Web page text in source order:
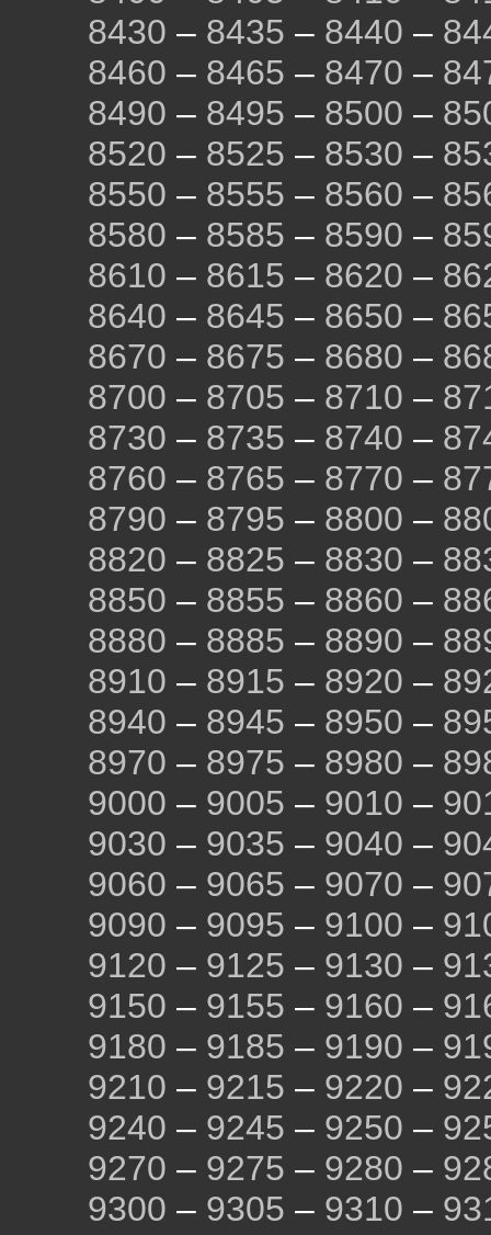
8430 – 8435 – 8440 –
8460 – 8465 – 8470 –
8490 – 8495 – 8500 –
8520 – 8525 – 8530 –
8550 – 8555 – 8560 –
8580 – 8585 – 8590 –
8610 – 8615 – 8620 –
8640 – 8645 – 8650 –
8670 – 8675 – 8680 –
8700 – 8705 – 8710 –
8730 – 8735 – 8740 –
8760 – 8765 – 8770 –
8790 – 8795 – 8800 –
8820 – 8825 – 8830 –
8850 – 8855 – 8860 –
8880 – 8885 – 8890 –
8910 – 8915 – 8920 –
8940 – 8945 – 8950 –
8970 – 8975 – 8980 –
9000 – 9005 – 9010 –
9030 – 9035 – 9040 –
9060 – 9065 – 9070 –
9090 – 9095 – 9100 –
9120 – 9125 – 9130 –
9150 – 9155 – 9160 –
9180 – 9185 – 9190 –
9210 – 9215 – 9220 –
9240 – 9245 – 9250 –
9270 – 9275 – 9280 –
9300 – 9305 – 9310 –